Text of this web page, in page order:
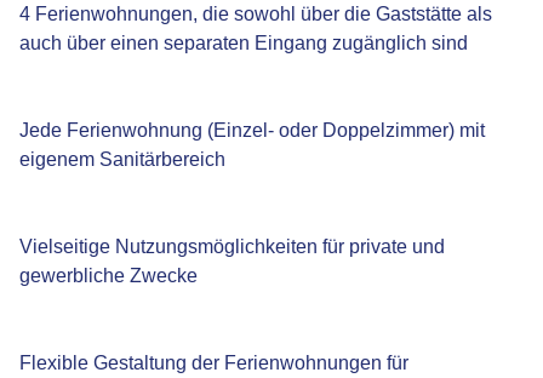
4 Ferienwohnungen, die sowohl über die Gaststätte als
auch über einen separaten Eingang zugänglich sind
Jede Ferienwohnung (Einzel- oder Doppelzimmer) mit
eigenem Sanitärbereich
Vielseitige Nutzungsmöglichkeiten für private und
gewerbliche Zwecke
Flexible Gestaltung der Ferienwohnungen für